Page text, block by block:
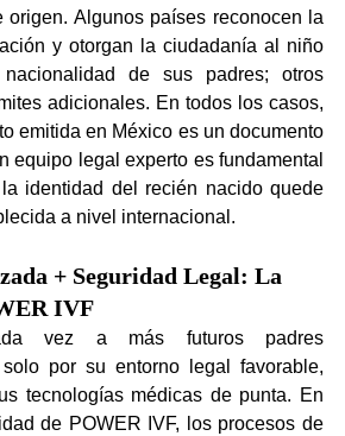
origen. Algunos países reconocen la
y otorgan la ciudadanía al niño
de sus padres; otros
adicionales. En todos los casos,
emitida en México es un documento
equipo legal experto es fundamental
identidad del recién nacido quede
a nivel internacional.
+ Seguridad Legal: La
IVF
vez a más futuros padres
por su entorno legal favorable,
tecnologías médicas de punta. En
de POWER IVF, los procesos de